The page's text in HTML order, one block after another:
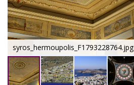
syros_hermoupolis_F1793228764.jpg